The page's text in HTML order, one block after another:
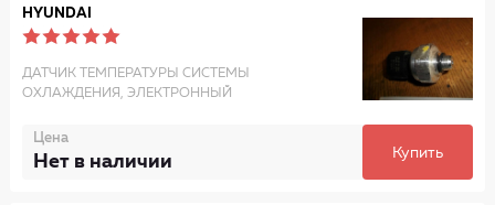
HYUNDAI
ДАТЧИК ТЕМПЕРАТУРЫ СИСТЕМЫ
ОХЛАЖДЕНИЯ, ЭЛЕКТРОННЫЙ
Цена
Нет в наличии Купить